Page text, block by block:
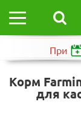
При
Корм
для